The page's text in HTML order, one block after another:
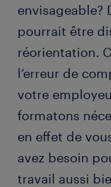
envisageable?
pourrait être
réorientation.
l’erreur de
votre
formatons
en effet de
avez besoin
travail aussi